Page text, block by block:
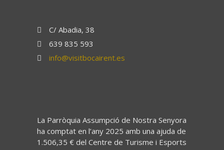
C/ Abadia, 38
639 835 593
info@visitbocairent.es
La Parròquia Assumpció de Nostra Senyora
ha comptat en l’any 2025 amb una ajuda de
1.506,35 € del Centre de Turisme i Esports